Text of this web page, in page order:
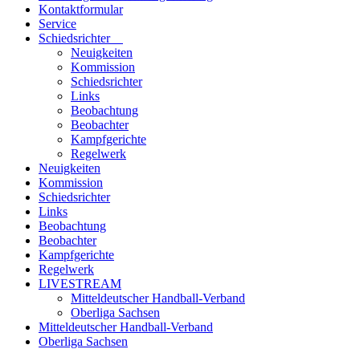
Kontaktformular
Service
Schiedsrichter
Neuigkeiten
Kommission
Schiedsrichter
Links
Beobachtung
Beobachter
Kampfgerichte
Regelwerk
Neuigkeiten
Kommission
Schiedsrichter
Links
Beobachtung
Beobachter
Kampfgerichte
Regelwerk
LIVESTREAM
Mitteldeutscher Handball-Verband
Oberliga Sachsen
Mitteldeutscher Handball-Verband
Oberliga Sachsen